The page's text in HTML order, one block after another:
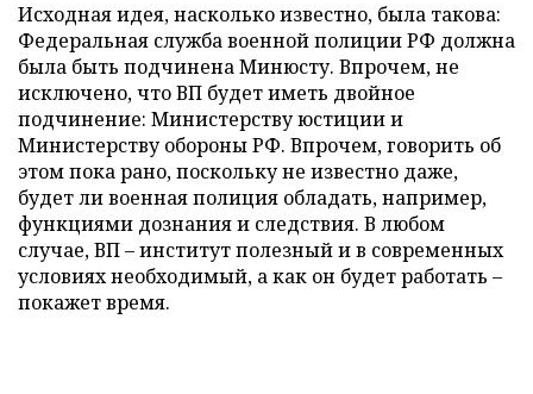
Исходная идея, насколько известно, была такова:
Федеральная служба военной полиции РФ должна
была быть подчинена Минюсту. Впрочем, не
исключено, что ВП будет иметь двойное
подчинение: Министерству юстиции и
Министерству обороны РФ. Впрочем, говорить об
этом пока рано, поскольку не известно даже,
будет ли военная полиция обладать, например,
функциями дознания и следствия. В любом
случае, ВП – институт полезный и в современных
условиях необходимый, а как он будет работать –
покажет время.